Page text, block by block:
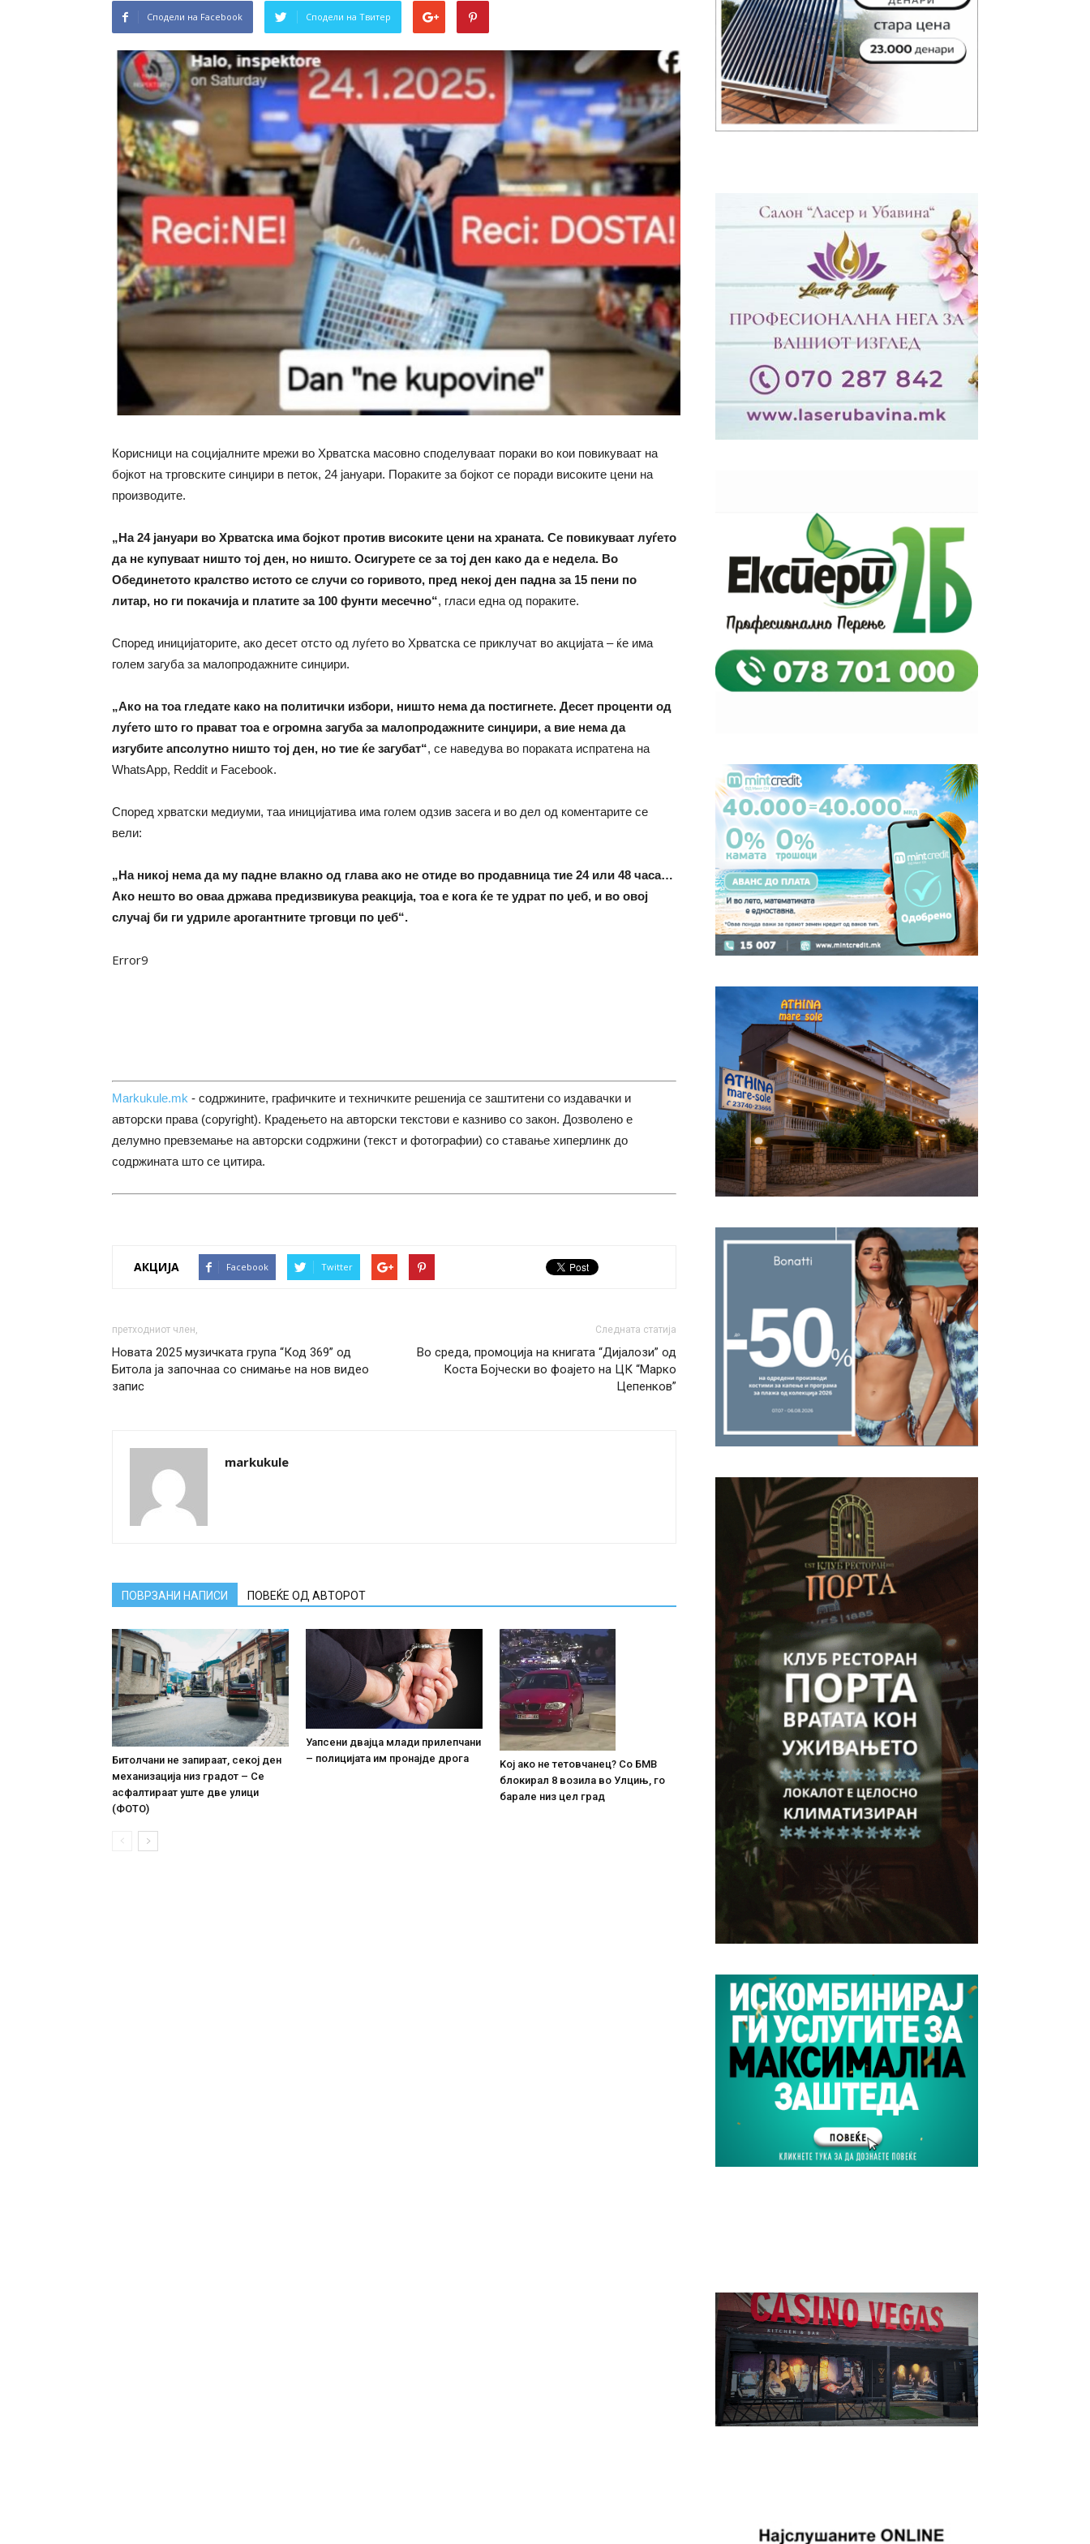
Сподели на Facebook Сподели на Твитер
Корисници на социјалните мрежи во Хрватска масовно споделуваат пораки во кои повикуваат на
бојкот на трговските синџири в петок, 24 јануари. Пораките за бојкот се поради високите цени на
производите.
„На 24 јануари во Хрватска има бојкот против високите цени на храната. Се повикуваат луѓето
да не купуваат ништо тој ден, но ништо. Осигурете се за тој ден како да е недела. Во
Обединетото кралство истото се случи со горивото, пред некој ден падна за 15 пени по
литар, но ги покачија и платите за 100 фунти месечно“, гласи една од пораките.
Според иницијаторите, ако десет отсто од луѓето во Хрватска се приклучат во акцијата – ќе има
голем загуба за малопродажните синџири.
„Ако на тоа гледате како на политички избори, ништо нема да постигнете. Десет проценти од
луѓето што го прават тоа е огромна загуба за малопродажните синџири, а вие нема да
изгубите апсолутно ништо тој ден, но тие ќе загубат“, се наведува во пораката испратена на
WhatsApp, Reddit и Facebook.
Според хрватски медиуми, таа иницијатива има голем одзив засега и во дел од коментарите се
вели:
„На никој нема да му падне влакно од глава ако не отиде во продавница тие 24 или 48 часа…
Ако нешто во оваа држава предизвикува реакција, тоа е кога ќе те удрат по џеб, и во овој
случај би ги удриле арогантните трговци по џеб“.
Error9
Markukule.mk - содржините, графичките и техничките решенија се заштитени со издавачки и
авторски права (copyright). Крадењето на авторски текстови е казниво со закон. Дозволено е
делумно превземање на авторски содржини (текст и фотографии) со ставање хиперлинк до
содржината што се цитира.
АКЦИЈА Facebook Twitter
претходниот член,
Новата 2025 музичката група “Код 369” од
Битола ја започнаа со снимање на нов видео
запис
Следната статија
Во среда, промоција на книгата “Дијалози” од
Коста Бојчески во фоајето на ЦК “Марко
Цепенков”
markukule
ПОВРЗАНИ НАПИСИ ПОВЕЌЕ ОД АВТОРОТ
Битолчани не запираат, секој ден
механизација низ градот – Се
асфалтираат уште две улици
(ФОТО)
Уапсени двајца млади прилепчани
– полицијата им пронајде дpoга
Koj ако не тетовчанец? Со БМВ
блокирал 8 возила во Улцињ, го
барале низ цел град